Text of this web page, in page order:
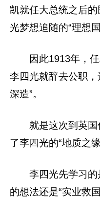
凯就任大总统之后
光梦想追随的“理想国
因此1913年，
李四光就辞去公职
深造”。
就是这次到英
了李四光的“地质之缘
李四光先学习的
的想法还是“实业救